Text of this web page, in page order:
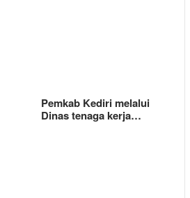
Pemkab Kediri melalui
Dinas tenaga kerja…